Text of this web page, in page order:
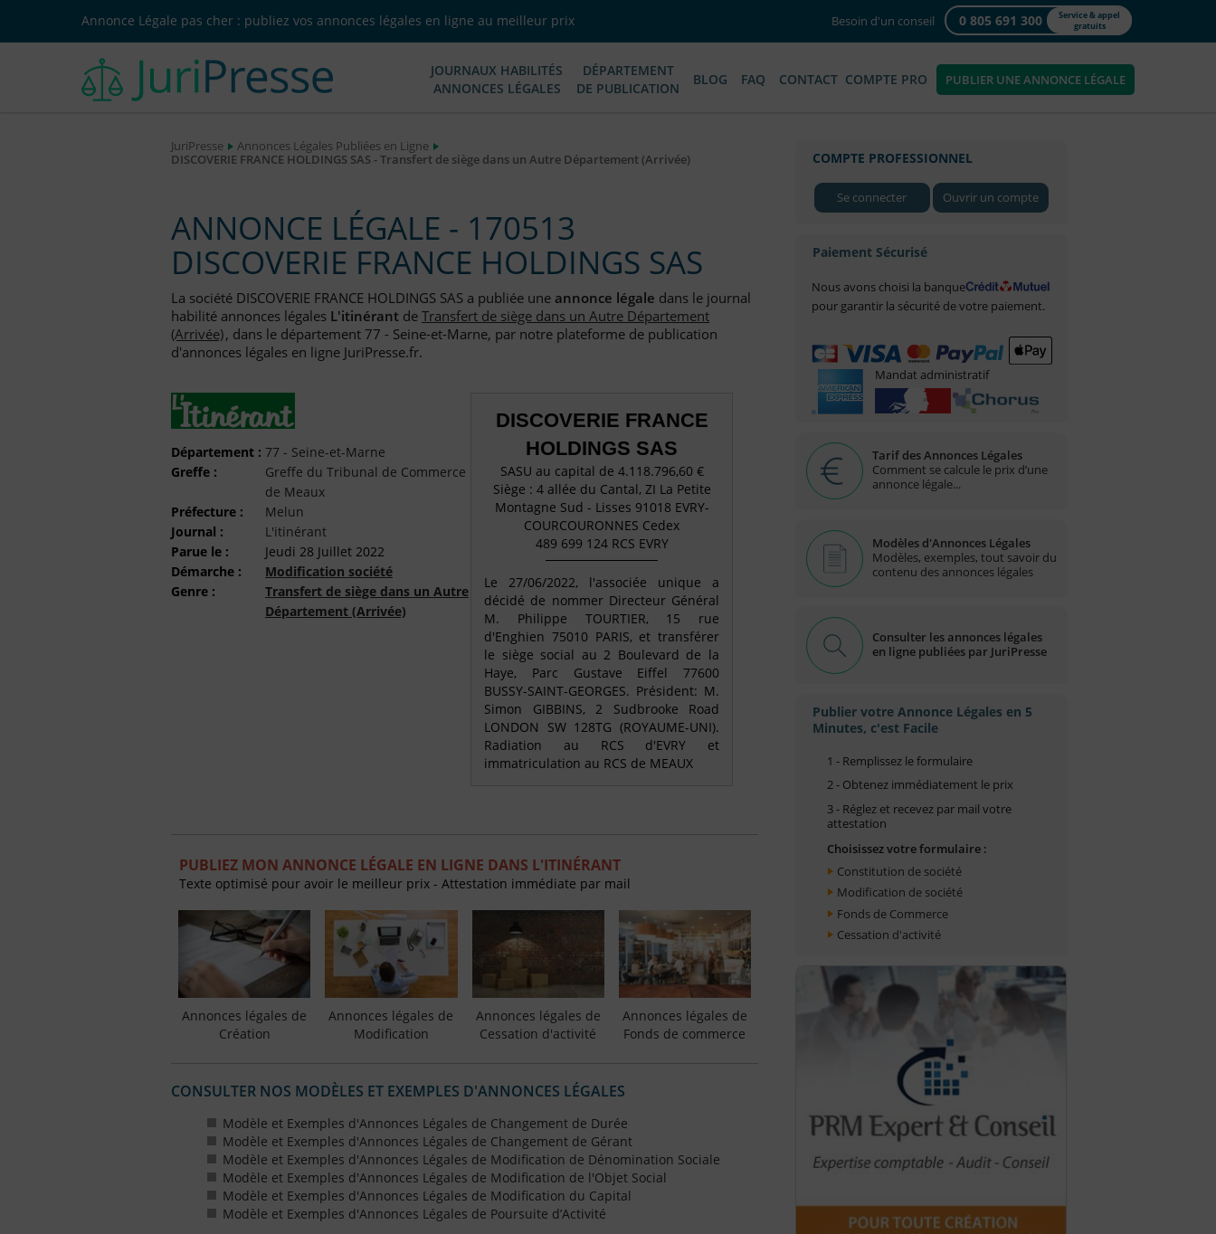
Annonce Légale pas cher : publiez vos annonces légales en ligne au meilleur prix Besoin d'un conseil 0 805 691 300
Service & appel
gratuits
JOURNAUX HABILITÉS
ANNONCES LÉGALES
DÉPARTEMENT
DE PUBLICATION
BLOG FAQ CONTACT COMPTE PRO PUBLIER UNE ANNONCE LÉGALE
JuriPresse
Annonces Légales Publiées en Ligne
DISCOVERIE FRANCE HOLDINGS SAS - Transfert de siège dans un Autre Département (Arrivée)
ANNONCE LÉGALE - 170513
DISCOVERIE FRANCE HOLDINGS SAS
La société DISCOVERIE FRANCE HOLDINGS SAS a publiée une annonce légale dans le journal
habilité annonces légales L'itinérant deTransfert de siège dans un Autre Département
(Arrivée), dans le département 77 - Seine-et-Marne, par notre plateforme de publication
d'annonces légales en ligne JuriPresse.fr.
Département : 77 - Seine-et-Marne
Greffe :
Greffe du Tribunal de Commerce
de Meaux
Préfecture :
Melun
Journal :
L'itinérant
Parue le :
Jeudi 28 Juillet 2022
Démarche :
Modification société
Genre :
Transfert de siège dans un Autre
Département (Arrivée)
DISCOVERIE FRANCE
HOLDINGS SAS
SASU au capital de 4.118.796,60 €
Siège : 4 allée du Cantal, ZI La Petite
Montagne Sud - Lisses 91018 EVRY-
COURCOURONNES Cedex
489 699 124 RCS EVRY
Le 27/06/2022, l'associée unique a
décidé de nommer Directeur Général
M. Philippe TOURTIER, 15 rue
d'Enghien 75010 PARIS, et transférer
le siège social au 2 Boulevard de la
Haye, Parc Gustave Eiffel 77600
BUSSY-SAINT-GEORGES. Président: M.
Simon GIBBINS, 2 Sudbrooke Road
LONDON SW 128TG (ROYAUME-UNI).
Radiation au RCS d'EVRY et
immatriculation au RCS de MEAUX
PUBLIEZ MON ANNONCE LÉGALE EN LIGNE DANS L'ITINÉRANT
Texte optimisé pour avoir le meilleur prix - Attestation immédiate par mail
Annonces légales de
Création
Annonces légales de
Modification
Annonces légales de
Cessation d'activité
Annonces légales de
Fonds de commerce
CONSULTER NOS MODÈLES ET EXEMPLES D'ANNONCES LÉGALES
Modèle et Exemples d'Annonces Légales de Changement de Durée
Modèle et Exemples d'Annonces Légales de Changement de Gérant
Modèle et Exemples d'Annonces Légales de Modification de Dénomination Sociale
Modèle et Exemples d'Annonces Légales de Modification de l'Objet Social
Modèle et Exemples d'Annonces Légales de Modification du Capital
Modèle et Exemples d'Annonces Légales de Poursuite d’Activité
COMPTE PROFESSIONNEL
Se connecter Ouvrir un compte
Paiement Sécurisé
Nous avons choisi la banque
pour garantir la sécurité de votre paiement.
Mandat administratif
Tarif des Annonces Légales
Comment se calcule le prix d’une
annonce légale...
Modèles d'Annonces Légales
Modèles, exemples, tout savoir du
contenu des annonces légales
Consulter les annonces légales
en ligne publiées par JuriPresse
Publier votre Annonce Légales en 5
Minutes, c'est Facile
1 - Remplissez le formulaire
2 - Obtenez immédiatement le prix
3 - Réglez et recevez par mail votre
attestation
Choisissez votre formulaire :
Constitution de société
Modification de société
Fonds de Commerce
Cessation d'activité